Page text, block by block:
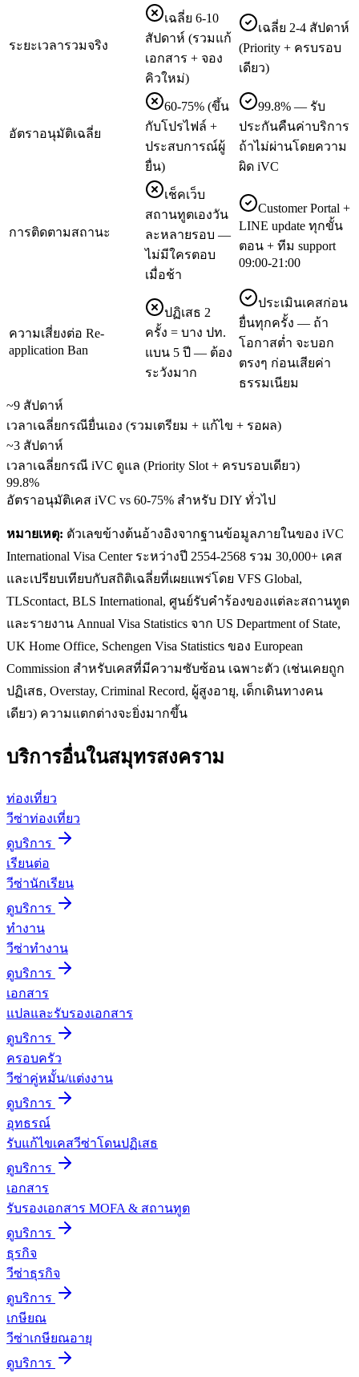
ระยะเวลารวมจริง
เฉลี่ย 6-10
สัปดาห์ (รวมแก้
เอกสาร + จอง
คิวใหม่)
เฉลี่ย 2-4 สัปดาห์
(Priority + ครบรอบ
เดียว)
อัตราอนุมัติเฉลี่ย
60-75% (ขึ้น
กับโปรไฟล์ +
ประสบการณ์ผู้
ยื่น)
99.8% — รับ
ประกันคืนค่าบริการ
ถ้าไม่ผ่านโดยความ
ผิด iVC
การติดตามสถานะ
เช็คเว็บ
สถานทูตเองวัน
ละหลายรอบ —
ไม่มีใครตอบ
เมื่อช้า
Customer Portal +
LINE update ทุกขั้น
ตอน + ทีม support
09:00-21:00
ความเสี่ยงต่อ Re-
application Ban
ปฏิเสธ 2
ครั้ง = บาง ปท.
แบน 5 ปี — ต้อง
ระวังมาก
ประเมินเคสก่อน
ยื่นทุกครั้ง — ถ้า
โอกาสต่ำ จะบอก
ตรงๆ ก่อนเสียค่า
ธรรมเนียม
~9 สัปดาห์
เวลาเฉลี่ยกรณียื่นเอง (รวมเตรียม + แก้ไข + รอผล)
~3 สัปดาห์
เวลาเฉลี่ยกรณี iVC ดูแล (Priority Slot + ครบรอบเดียว)
99.8%
อัตราอนุมัติเคส iVC vs 60-75% สำหรับ DIY ทั่วไป
หมายเหตุ: ตัวเลขข้างต้นอ้างอิงจากฐานข้อมูลภายในของ iVC
International Visa Center ระหว่างปี 2554-2568 รวม 30,000+ เคส
และเปรียบเทียบกับสถิติเฉลี่ยที่เผยแพร่โดย VFS Global,
TLScontact, BLS International, ศูนย์รับคำร้องของแต่ละสถานทูต
และรายงาน Annual Visa Statistics จาก US Department of State,
UK Home Office, Schengen Visa Statistics ของ European
Commission สำหรับเคสที่มีความซับซ้อน เฉพาะตัว (เช่นเคยถูก
ปฏิเสธ, Overstay, Criminal Record, ผู้สูงอายุ, เด็กเดินทางคน
เดียว) ความแตกต่างจะยิ่งมากขึ้น
บริการอื่นในสมุทรสงคราม
ท่องเที่ยว
วีซ่าท่องเที่ยว
ดูบริการ
เรียนต่อ
วีซ่านักเรียน
ดูบริการ
ทำงาน
วีซ่าทำงาน
ดูบริการ
เอกสาร
แปลและรับรองเอกสาร
ดูบริการ
ครอบครัว
วีซ่าคู่หมั้น/แต่งงาน
ดูบริการ
อุทธรณ์
รับแก้ไขเคสวีซ่าโดนปฏิเสธ
ดูบริการ
เอกสาร
รับรองเอกสาร MOFA & สถานทูต
ดูบริการ
ธุรกิจ
วีซ่าธุรกิจ
ดูบริการ
เกษียณ
วีซ่าเกษียณอายุ
ดูบริการ